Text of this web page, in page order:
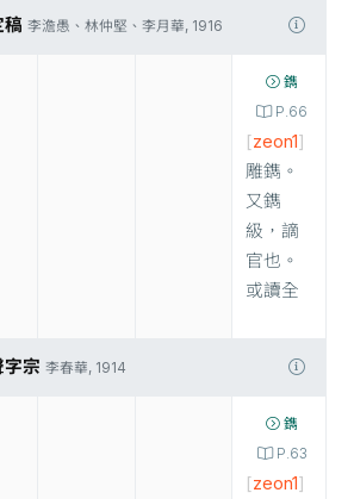
稿 李澹愚、林仲堅、李月華, 1916
鐫
P.66
[zeon1]
雕鐫。
又鐫
級，謫
官也。
或讀全
宗 李春華, 1914
鐫
P.63
[zeon1]